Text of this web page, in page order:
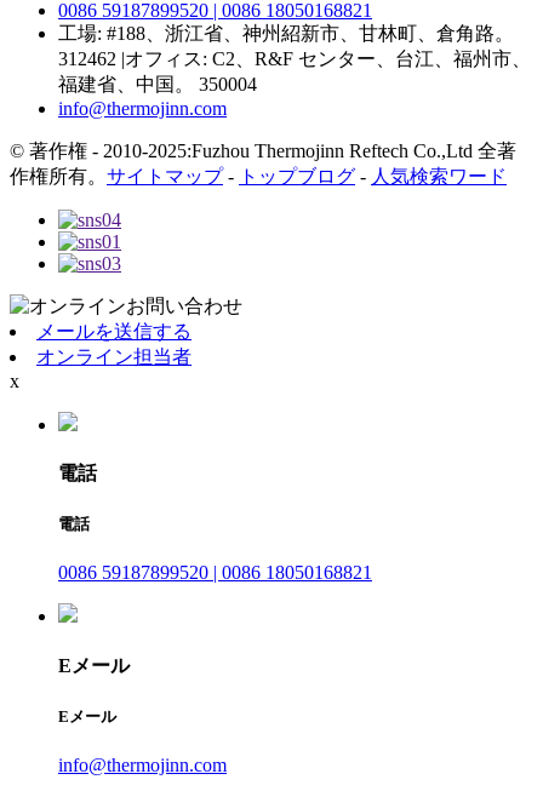
0086 59187899520 | 0086 18050168821
工場: #188、浙江省、神州紹新市、甘林町、倉角路。
312462 |オフィス: C2、R&F センター、台江、福州市、
福建省、中国。 350004
info@thermojinn.com
© 著作権 - 2010-2025:Fuzhou Thermojinn Reftech Co.,Ltd 全著
作権所有。 サイトマップ- トップブログ - 人気検索ワード
メールを送信する
オンライン担当者
x
電話
電話
0086 59187899520 | 0086 18050168821
Eメール
Eメール
info@thermojinn.com